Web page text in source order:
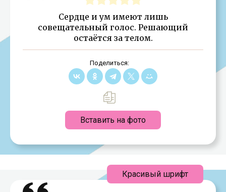
Сердце и ум имеют лишь
совещательный голос. Решающий
остаётся за телом.
Поделиться:
Вставить на фото
Красивый шрифт